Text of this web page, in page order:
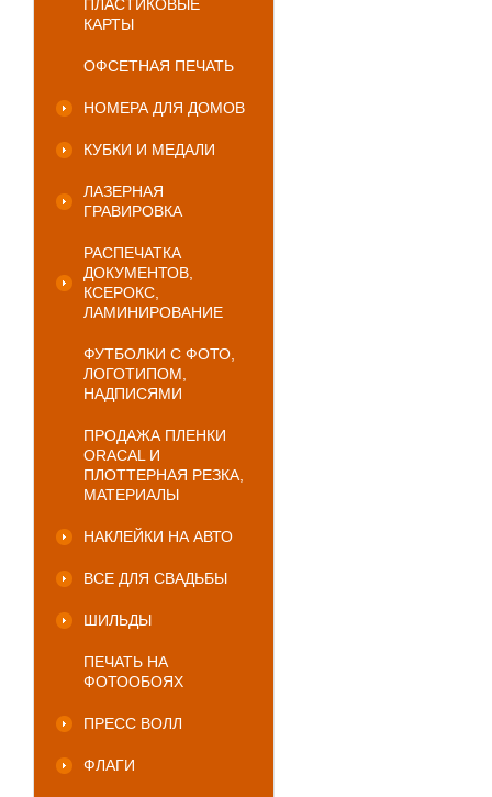
ПЛАСТИКОВЫЕ
КАРТЫ
ОФСЕТНАЯ ПЕЧАТЬ
НОМЕРА ДЛЯ ДОМОВ
КУБКИ И МЕДАЛИ
ЛАЗЕРНАЯ
ГРАВИРОВКА
РАСПЕЧАТКА
ДОКУМЕНТОВ,
КСЕРОКС,
ЛАМИНИРОВАНИЕ
ФУТБОЛКИ С ФОТО,
ЛОГОТИПОМ,
НАДПИСЯМИ
ПРОДАЖА ПЛЕНКИ
ORACAL И
ПЛОТТЕРНАЯ РЕЗКА,
МАТЕРИАЛЫ
НАКЛЕЙКИ НА АВТО
ВСЕ ДЛЯ СВАДЬБЫ
ШИЛЬДЫ
ПЕЧАТЬ НА
ФОТООБОЯХ
ПРЕСС ВОЛЛ
ФЛАГИ